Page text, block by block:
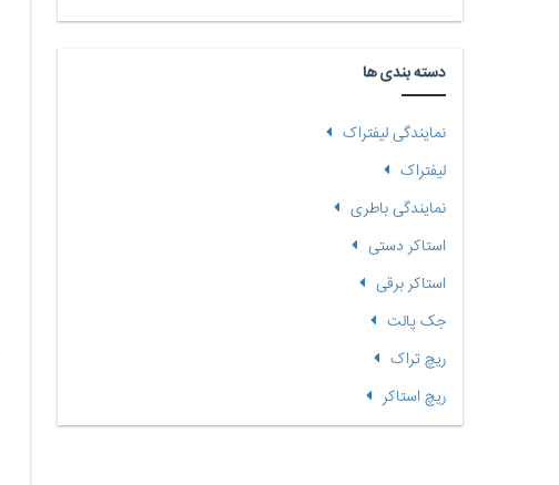
دسته بندی ها
نمایندگی لیفتراک
لیفتراک
نمایندگی باطری
استاکر دستی
استاکر برقی
جک پالت
ریچ تراک
ریچ استاکر